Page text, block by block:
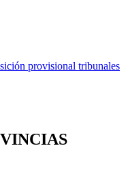
provisional tribunales